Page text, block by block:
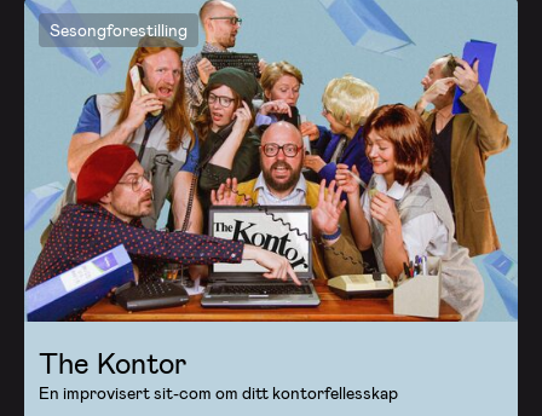
Sesongforestilling
The Kontor
En improvisert sit-com om ditt kontorfellesskap